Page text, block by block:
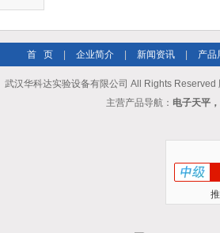
首 页 企业简介 新闻资讯 产品
武汉华科达实验设备有限公司 All Rights Reserved
主营产品导航： 电子天平